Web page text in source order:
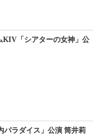
KIV「シアターの女神」公
パラダイス」公演 筒井莉